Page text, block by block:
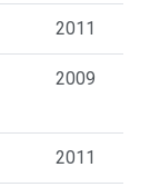
2011
2009
2011